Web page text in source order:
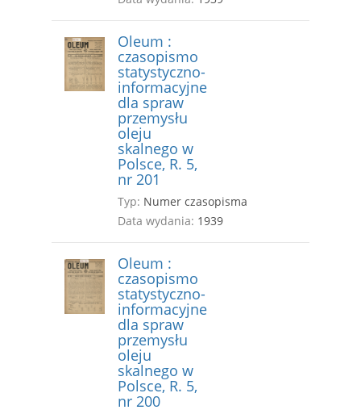
Oleum :
czasopismo
statystyczno-
informacyjne
dla spraw
przemysłu
oleju
skalnego w
Polsce, R. 5,
nr 201
Typ: Numer czasopisma
Data wydania: 1939
Oleum :
czasopismo
statystyczno-
informacyjne
dla spraw
przemysłu
oleju
skalnego w
Polsce, R. 5,
nr 200